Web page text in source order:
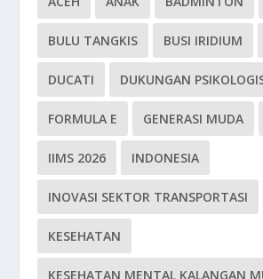
BULU TANGKIS BUSI IRIDIUM
DUCATI DUKUNGAN
FORMULA E GENERASI MUDA
IIMS 2026 INDONESIA
INOVASI SEKTOR TRANSPORTASI
KESEHATAN
KESEHATAN MENTAL KALANGAN